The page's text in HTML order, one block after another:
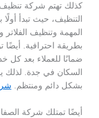
كذلك تهتم شركة تنظيف
التنظيف، حيث تبدأ
المهمة وتنظيف الفلاتر
بطريقة احترافية.
ضمانًا للعملاء بعد كل
السكان في جدة. لذلك
بشكل دائم ومنتظم.
أيضًا تمتلك شركة